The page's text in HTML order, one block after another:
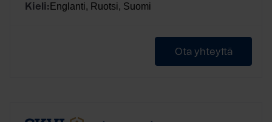
Kieli: Englanti, Ruotsi, Suomi
Ota yhteyttä